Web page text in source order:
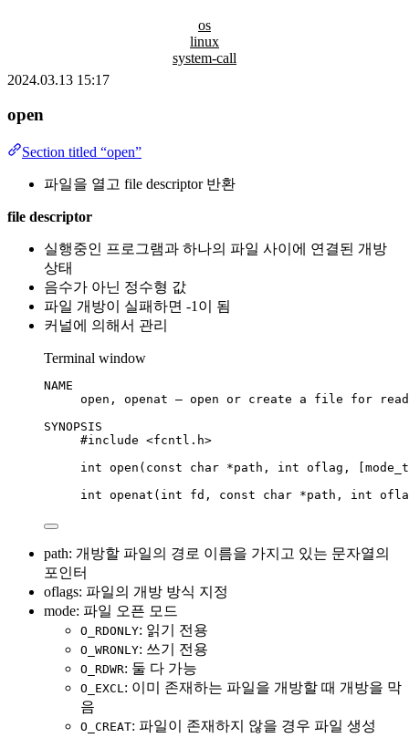
os
linux
system-call
2024.03.13 15:17
open
Section titled “open”
파일을 열고 file descriptor 반환
file descriptor
실행중인 프로그램과 하나의 파일 사이에 연결된 개방
상태
음수가 아닌 정수형 값
파일 개방이 실패하면 -1이 됨
커널에 의해서 관리
Terminal window
NAME
open,
openat – open or create a file for
SYNOPSIS
#include <fcntl.h>
int open ( const char *path, int oflag,
int openat ( int fd, const char *path, int
path: 개방할 파일의 경로 이름을 가지고 있는 문자열의
포인터
oflags: 파일의 개방 방식 지정
mode: 파일 오픈 모드
O_RDONLY: 읽기 전용
O_WRONLY: 쓰기 전용
O_RDWR: 둘 다 가능
O_EXCL: 이미 존재하는 파일을 개방할 때 개방을 막
음
O_CREAT: 파일이 존재하지 않을 경우 파일 생성